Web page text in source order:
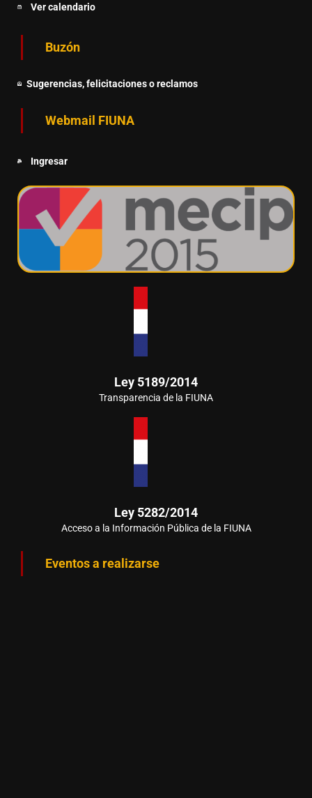
Ver calendario
Buzón
Sugerencias, felicitaciones o reclamos
Webmail FIUNA
Ingresar
Ley 5189/2014
Transparencia de la FIUNA
Ley 5282/2014
Acceso a la Información Pública de la FIUNA
Eventos a realizarse